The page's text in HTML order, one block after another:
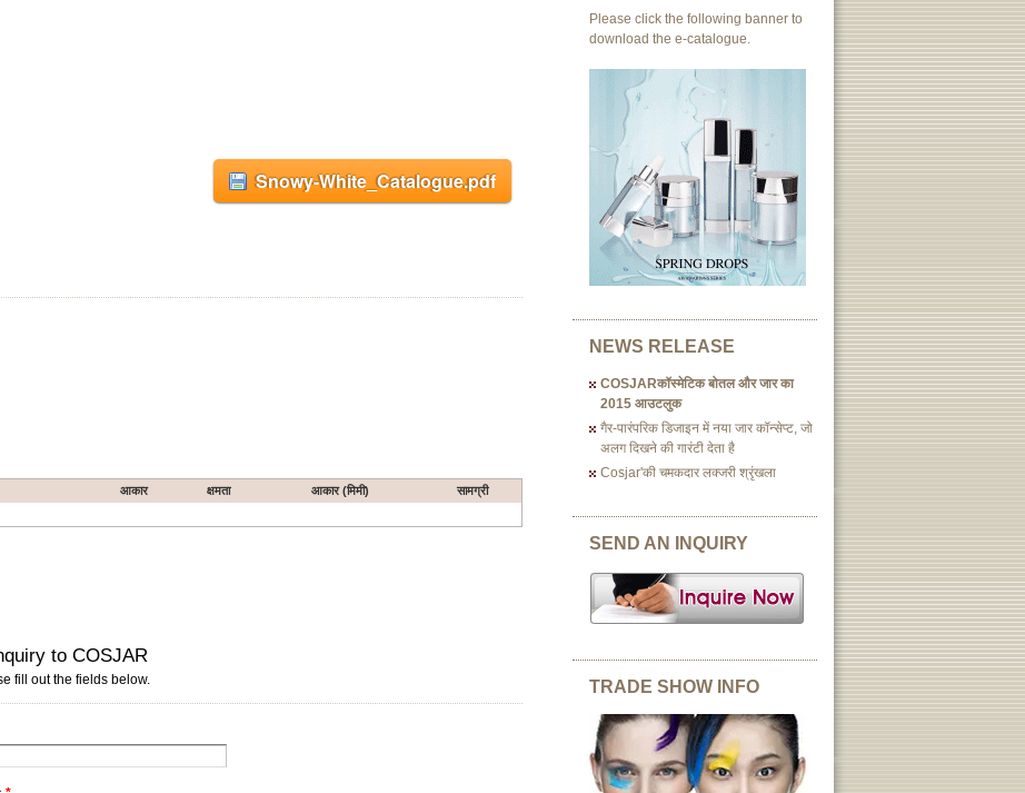
Snowy-White_Catalogue.pdf
आकार क्षमता आकार (मिमी)
सामग्री
Please click the following banner to
download the e-catalogue.
NEWS RELEASE
COSJARकॉस्मेटिक बोतल और जार का
2015 आउटलुक
गैर-पारंपरिक डिजाइन में नया जार कॉन्सेप्ट, जो
अलग दिखने की गारंटी देता है
Cosjar'की चमकदार लक्जरी श्रृंखला
SEND AN INQUIRY
TRADE SHOW INFO